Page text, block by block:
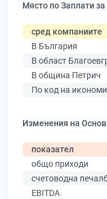
Място по Заплати за
сред компаниите
В България
В област
В община Петрич
По код на
Изменения на
показател
общо приходи
счетоводна
EBITDA